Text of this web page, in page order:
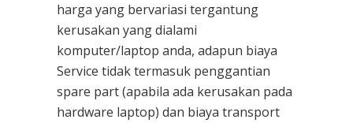
harga yang bervariasi tergantung
kerusakan yang dialami
komputer/laptop anda, adapun biaya
Service tidak termasuk penggantian
spare part (apabila ada kerusakan pada
hardware laptop) dan biaya transport